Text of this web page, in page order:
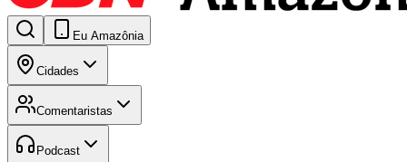
Eu Amazônia
Cidades
Comentaristas
Podcast